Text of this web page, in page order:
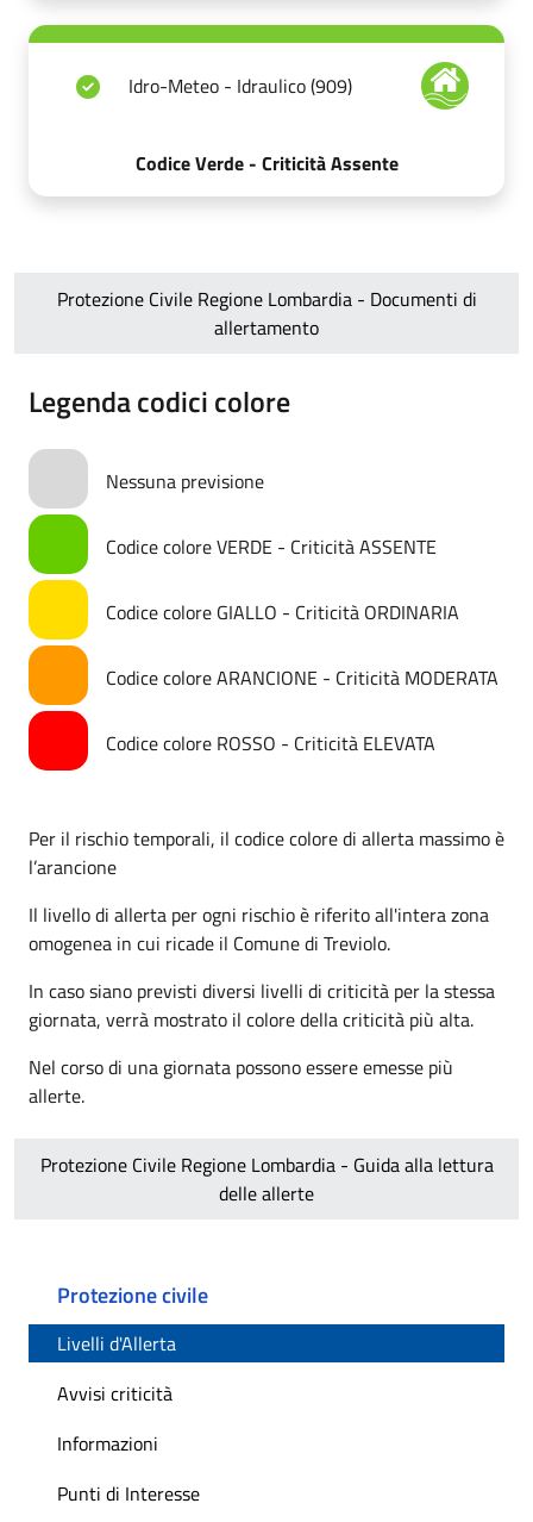
Idro-Meteo - Idraulico (909)
Codice Verde - Criticità Assente
Protezione Civile Regione Lombardia - Documenti di
allertamento
Legenda codici colore
Nessuna previsione
Codice colore VERDE - Criticità ASSENTE
Codice colore GIALLO - Criticità ORDINARIA
Codice colore ARANCIONE - Criticità MODERATA
Codice colore ROSSO - Criticità ELEVATA
Per il rischio temporali, il codice colore di allerta massimo è
l’arancione
Il livello di allerta per ogni rischio è riferito all'intera zona
omogenea in cui ricade il Comune di Treviolo.
In caso siano previsti diversi livelli di criticità per la stessa
giornata, verrà mostrato il colore della criticità più alta.
Nel corso di una giornata possono essere emesse più
allerte.
Protezione Civile Regione Lombardia - Guida alla lettura
delle allerte
Protezione civile
Livelli d'Allerta
Avvisi criticità
Informazioni
Punti di Interesse